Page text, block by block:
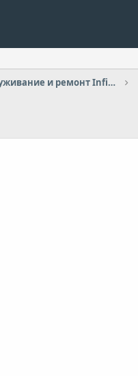
Техническое обслуживание и ремонт Infiniti QX60/JX